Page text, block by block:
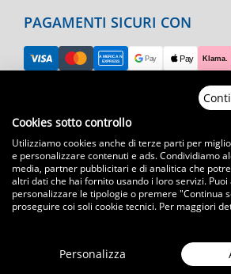
PAGAMENTI SICURI CON
RESO FACILE
ASSISTENZA TELEFONICA E
SPEDIZIONI CELERI
Spedizioni con corriere espresso in
T.immagine | agenzia di marketing
Cookies sotto controllo
Utilizziamo cookies anche di terze parti per
e personalizzare contenuti e ads. Condividiamo
media, partner pubblicitari e di analitica che
altri dati che hai fornito usando i loro servizi. Puoi
personalizzare le tipologie o premere "Continua
proseguire coi soli cookie tecnici. Per maggiori
Personalizza